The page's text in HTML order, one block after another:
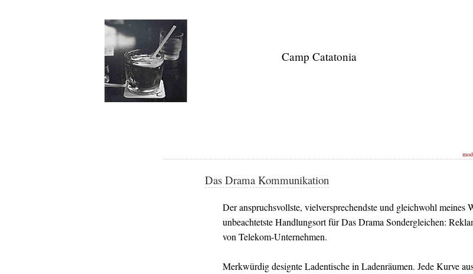
Camp Catatonia
Das Drama Kommunikation
Der anspruchsvollste, vielversprechendste und gleichwohl meines
unbeachtetste Handlungsort für Das Drama Sondergleichen:
von Telekom-Unternehmen.
Merkwürdig designte Ladentische in Ladenräumen. Jede Kurve